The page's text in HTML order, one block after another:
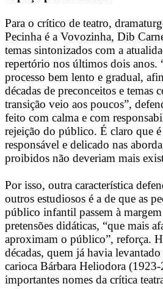
Para o crítico de teatro,
Pecinha é a Vovozinha, Dib
temas sintonizados com a
repertório nos últimos dois anos.
processo bem lento e gradual,
décadas de preconceitos e temas
transição veio aos poucos”,
feito com calma e com
rejeição do público. É claro que é
responsável e delicado nas
proibidos não deveriam mais
Por isso, outra característica
outros estudiosos é a de que as
público infantil passem à
pretensões didáticas, “que mais
aproximam o público”, reforça.
décadas, quem já havia
carioca Bárbara Heliodora
importantes nomes da crítica